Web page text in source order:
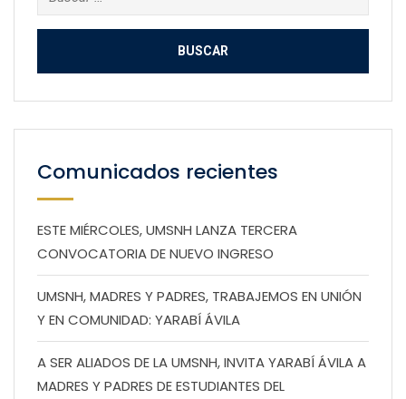
Comunicados recientes
ESTE MIÉRCOLES, UMSNH LANZA TERCERA
CONVOCATORIA DE NUEVO INGRESO
UMSNH, MADRES Y PADRES, TRABAJEMOS EN UNIÓN
Y EN COMUNIDAD: YARABÍ ÁVILA
A SER ALIADOS DE LA UMSNH, INVITA YARABÍ ÁVILA A
MADRES Y PADRES DE ESTUDIANTES DEL